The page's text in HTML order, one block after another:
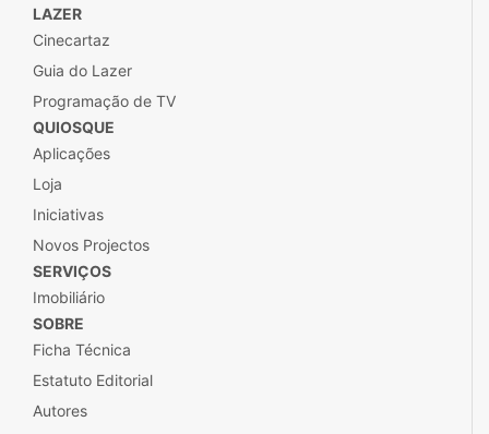
LAZER
Cinecartaz
Guia do Lazer
Programação de TV
QUIOSQUE
Aplicações
Loja
Iniciativas
Novos Projectos
SERVIÇOS
Imobiliário
SOBRE
Ficha Técnica
Estatuto Editorial
Autores